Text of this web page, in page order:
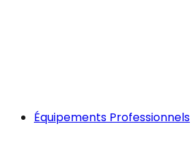
Équipements Professionnels